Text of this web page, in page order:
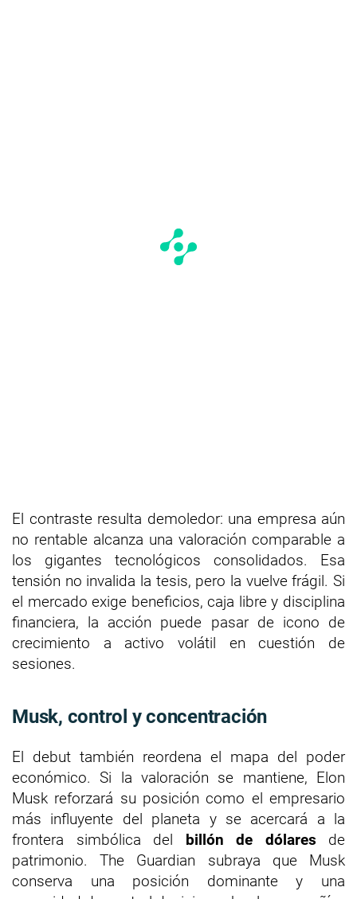
El contraste resulta demoledor: una empresa aún
no rentable alcanza una valoración comparable a
los gigantes tecnológicos consolidados. Esa
tensión no invalida la tesis, pero la vuelve frágil. Si
el mercado exige beneficios, caja libre y disciplina
financiera, la acción puede pasar de icono de
crecimiento a activo volátil en cuestión de
sesiones.
Musk, control y concentración
El debut también reordena el mapa del poder
económico. Si la valoración se mantiene, Elon
Musk reforzará su posición como el empresario
más influyente del planeta y se acercará a la
frontera simbólica del billón de dólares de
patrimonio. The Guardian subraya que Musk
conserva una posición dominante y una